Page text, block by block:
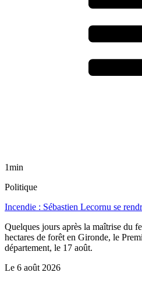
1min
Politique
Incendie : Sébastien Lecornu se
Quelques jours après la maîtrise du
hectares de forêt en Gironde, le
département, le 17 août.
Le 6 août 2026